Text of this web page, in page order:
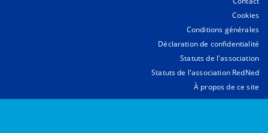
Cookies
Conditions générales
Déclaration de confidentialité
Statuts de l'association
Statuts de l'association RedNed
À propos de ce site